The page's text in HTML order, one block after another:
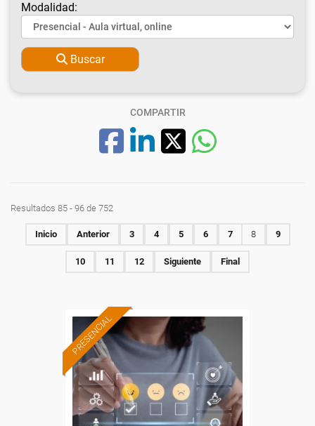
Modalidad:
Buscar
COMPARTIR
Resultados 85 - 96 de 752
Inicio Anterior 3 4 5 6 7 8 9
10 11 12 Siguiente Final
PRESENCIAL
Formación 100%
subvencionada.
Para desempleados,
trabajadores y autónomos
de Castilla y Leon.